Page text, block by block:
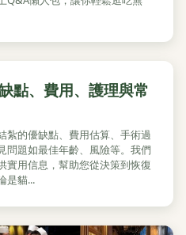
點、費用、護理與常
紮的優缺點、費用估算、手術過
問題如最佳年齡、風險等。我們
實用信息，幫助您從決策到恢復
是貓...